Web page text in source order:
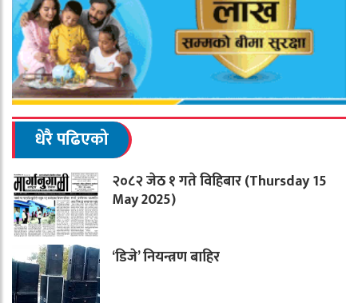
धेरै पढिएको
२०८२ जेठ १ गते विहिबार (Thursday 15
May 2025)
‘डिजे’ नियन्त्रण बाहिर